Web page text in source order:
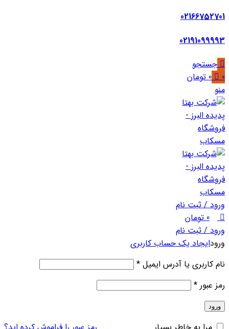
02166752701
02191099993
جستجو
0
0 تومان
منو
ورود / ثبت نام
0 تومان
ورود / ثبت نام
ورودایجاد یک حساب کاربری
نام کاربری یا آدرس ایمیل *
رمز عبور *
ورود